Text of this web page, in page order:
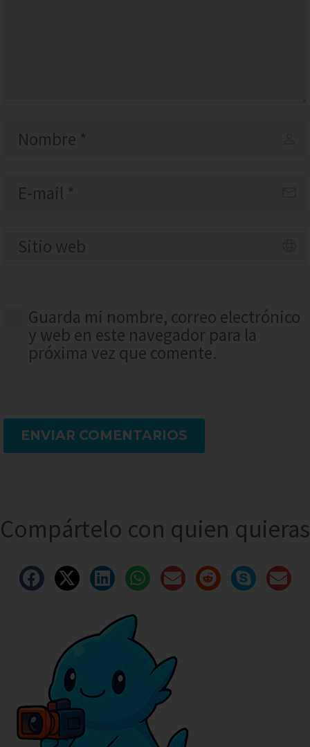
Guarda mi nombre, correo electrónico
y web en este navegador para la
próxima vez que comente.
ENVIAR COMENTARIOS
Compártelo con quien quieras